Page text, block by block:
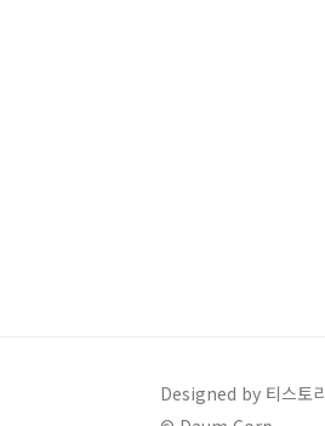
Designed by 티스토리